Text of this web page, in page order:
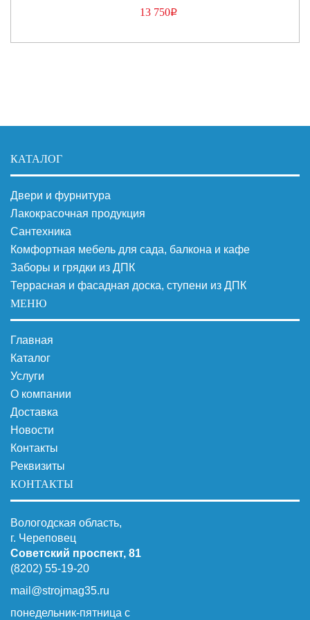
13 750Р
КАТАЛОГ
Двери и фурнитура
Лакокрасочная продукция
Сантехника
Комфортная мебель для сада, балкона и кафе
Заборы и грядки из ДПК
Террасная и фасадная доска, ступени из ДПК
МЕНЮ
Главная
Каталог
Услуги
О компании
Доставка
Новости
Контакты
Реквизиты
КОНТАКТЫ
Вологодская область,
г. Череповец
Советский проспект, 81
(8202) 55-19-20
mail@strojmag35.ru
понедельник-пятница с